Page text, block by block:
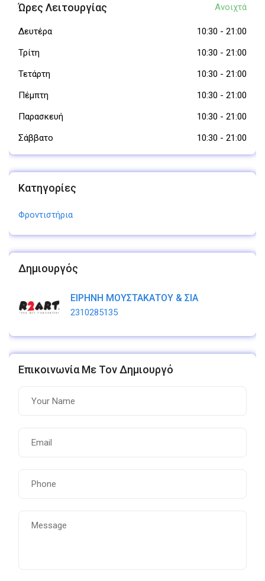
Ώρες Λειτουργίας Ανοιχτά
Δευτέρα 10:30 - 21:00
Τρίτη
10:30 - 21:00
Τετάρτη
10:30 - 21:00
Πέμπτη
10:30 - 21:00
Παρασκευή
10:30 - 21:00
Σάββατο
10:30 - 21:00
Κατηγορίες
Φροντιστήρια
Δημιουργός
ΕΙΡΗΝΗ ΜΟΥΣΤΑΚΑΤΟΥ & ΣΙΑ
2310285135
Επικοινωνία Με Τον Δημιουργό